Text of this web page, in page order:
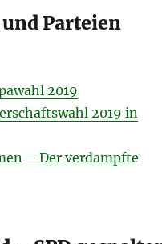
Parteien
2019
2019 in
– Der verdampfte